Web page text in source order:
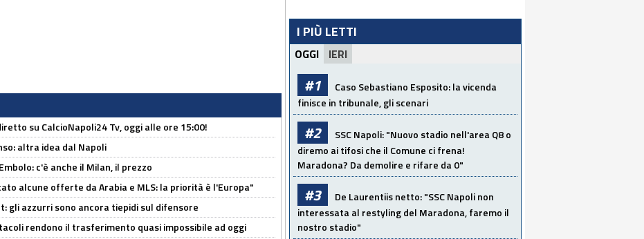
su CalcioNapoli24 Tv, oggi alle ore 15:00!
altra idea dal Napoli
c'è anche il Milan, il prezzo
alcune offerte da Arabia e MLS: la priorità è l'Europa"
gli azzurri sono ancora tiepidi sul difensore
rendono il trasferimento quasi impossibile ad oggi
I PIÙ LETTI
OGGI IERI
#1
Caso Sebastiano Esposito: la vicenda
finisce in tribunale, gli scenari
#2
SSC Napoli: "Nuovo stadio nell'area Q8 o
diremo ai tifosi che il Comune ci frena!
Maradona? Da demolire e rifare da 0"
#3
De Laurentiis netto: "SSC Napoli non
interessata al restyling del Maradona, faremo il
nostro stadio"